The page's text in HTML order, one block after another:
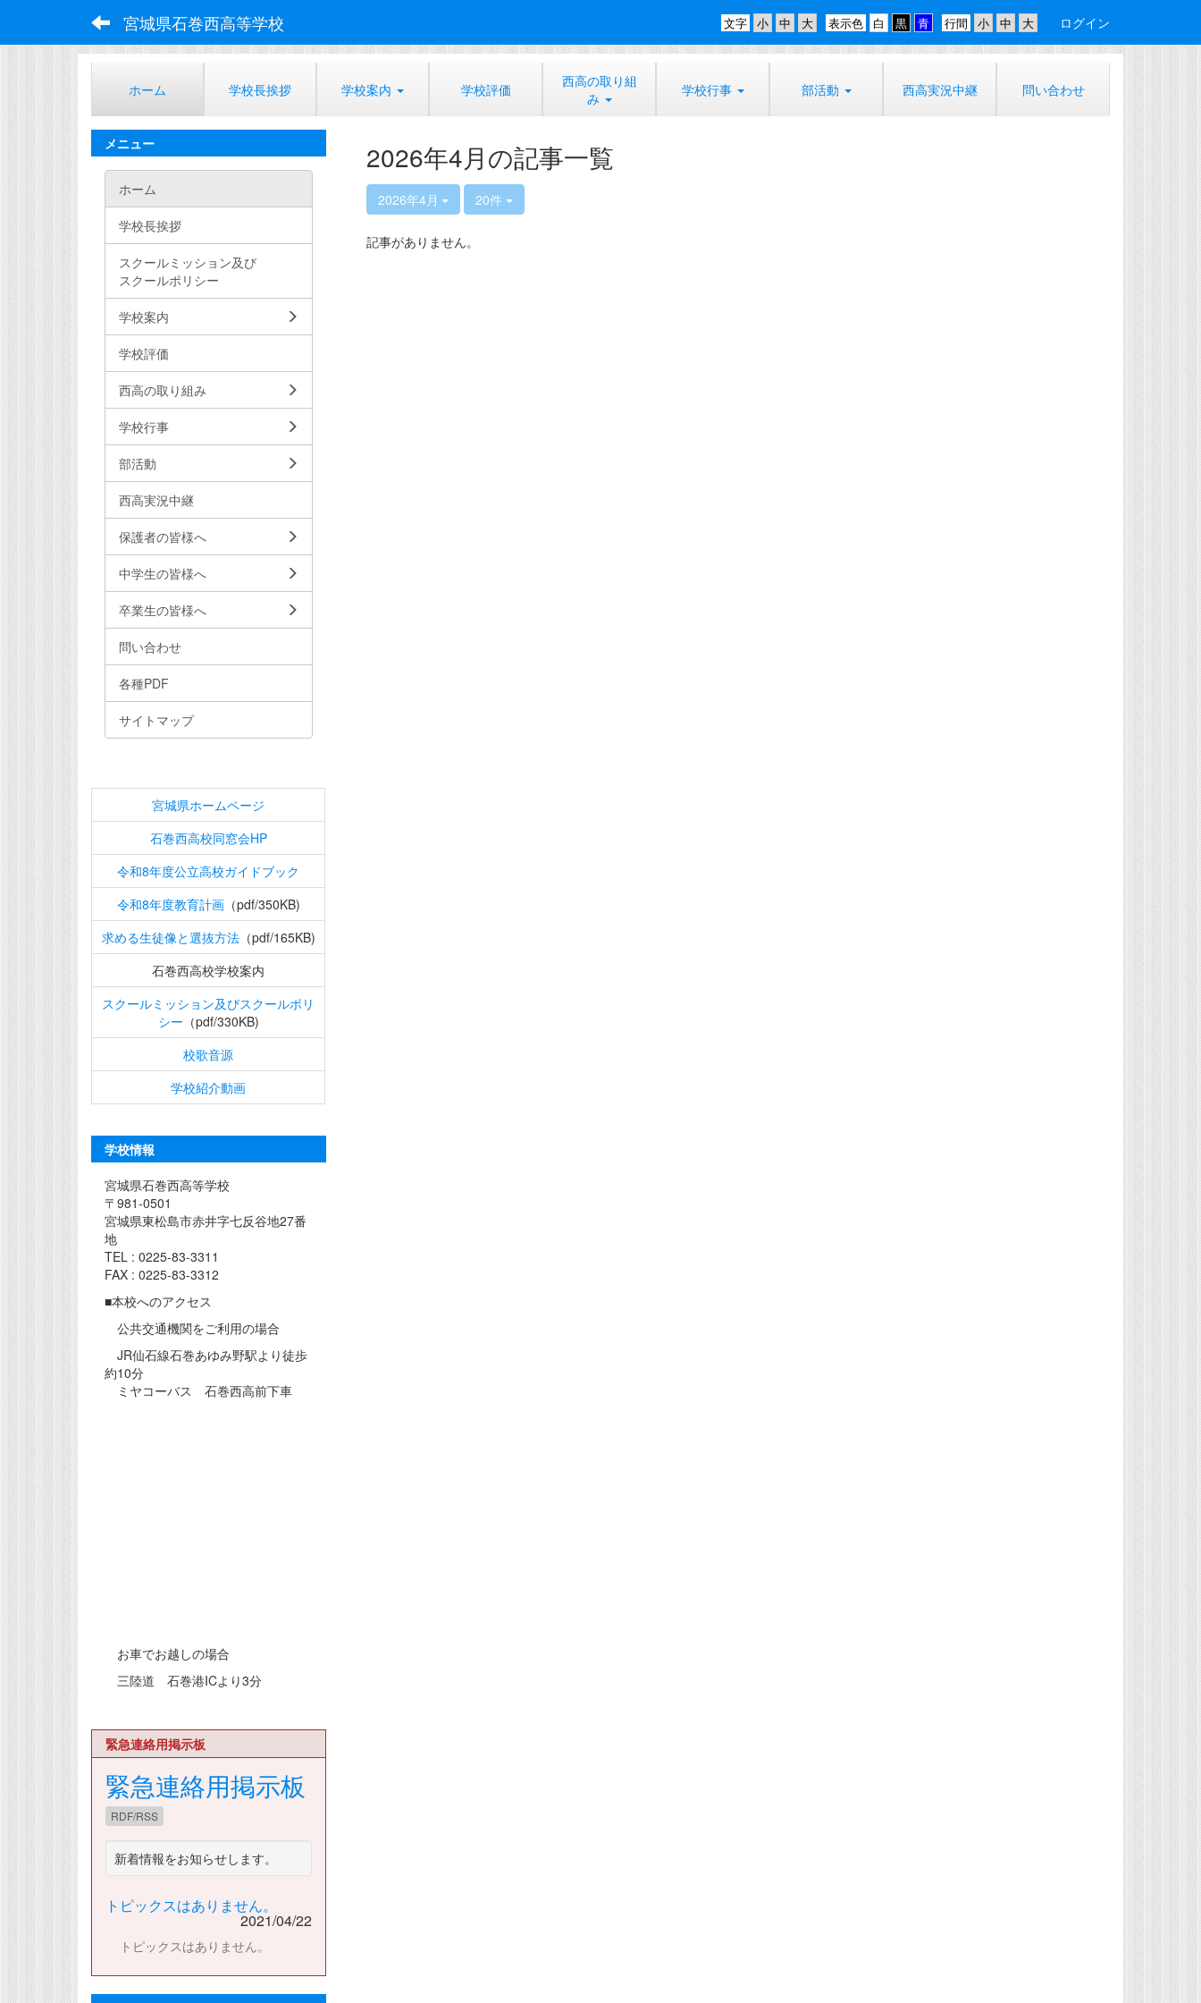
宮城県石巻西高等学校 行間
表示色
文字 ログイン
ホーム 学校長挨拶 学校案内 学校評価
西高の取り組
み
学校行事 部活動 西高実況中継 問い合わせ
2026年4月の記事一覧
2026年4月 20件
記事がありません。
メニュー
ホーム
学校長挨拶
スクールミッション及び
スクールポリシー
学校案内
学校評価
西高の取り組み
学校行事
部活動
西高実況中継
保護者の皆様へ
中学生の皆様へ
卒業生の皆様へ
問い合わせ
各種PDF
サイトマップ
宮城県ホームページ
石巻西高校同窓会HP
令和8年度公立高校ガイドブック
令和8年度教育計画（pdf/350KB)
求める生徒像と選抜方法（pdf/165KB)
石巻西高校学校案内
スクールミッション及びスクールポリ
シー （pdf/330KB)
校歌音源
学校紹介動画
学校情報
宮城県石巻西高等学校
〒981-0501
宮城県東松島市赤井字七反谷地27番
地
TEL : 0225-83-3311
FAX : 0225-83-3312
■本校へのアクセス
公共交通機関をご利用の場合
JR仙石線石巻あゆみ野駅より徒歩
約10分
ミヤコーバス 石巻西高前下車
お車でお越しの場合
三陸道 石巻港ICより3分
緊急連絡用掲示板
緊急連絡用掲示板
RDF/RSS
新着情報をお知らせします。
トピックスはありません。
2021/04/22
トピックスはありません。